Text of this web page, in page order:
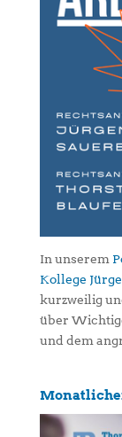
In unserem
Kollege
kurzweilig
über
und dem